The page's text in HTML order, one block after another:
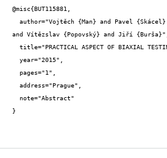
@misc{BUT115881,
and Vítězslav {Popovský} and Jiří {Burša}",
}